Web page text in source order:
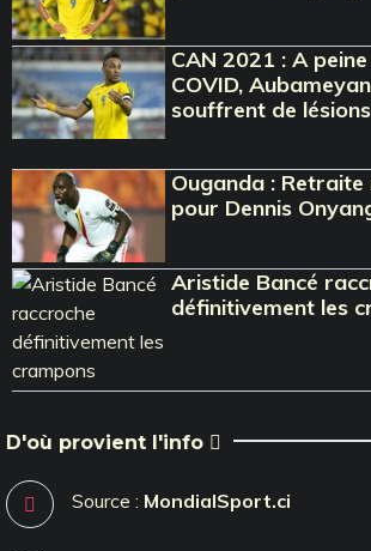
CAN 2021 : A
COVID,
souffrent de
Ouganda :
pour Dennis
Aristide Bancé
définitivement les
D'où provient l'info
Source : MondialSport.ci